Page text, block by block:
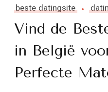
beste datingsite
Vind de
in België
Perfecte